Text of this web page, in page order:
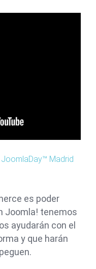
JoomlaDay™ Madrid
es poder
Joomla! tenemos
ayudarán con el
y que harán